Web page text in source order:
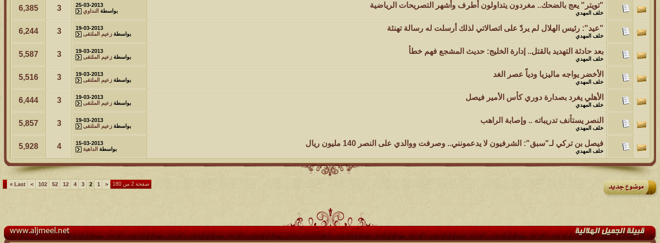
"تويتر" يعج بالضحك.. مغردون يتداولون أطرف وأشهر التصريحات الرياضية
خلف المهدي
25-03-2013
بواسطة النداوي 3
6,385
"عيد": رئيس الهلال لم يردّ على اتصالاتي لذلك أرسلت له رسالة تهنئة
خلف المهدي
19-03-2013
بواسطة زعيم الملتقى 3
6,244
بعد حادثة التهديد بالقتل.. إدارة الخليج: حديث المشجع فهم خطأ
خلف المهدي
19-03-2013
بواسطة زعيم الملتقى 3
5,587
الأخضر يواجه ماليزيا ودياً عصر الغد
خلف المهدي
19-03-2013
بواسطة زعيم الملتقى 3
5,516
الأهلي يغرد بصدارة دوري كأس الأمير فيصل
خلف المهدي
19-03-2013
بواسطة زعيم الملتقى 3
6,444
النصر يستأنف تدريباته .. وإصابة الراهب
خلف المهدي
19-03-2013
بواسطة زعيم الملتقى 3
5,857
فيصل بن تركي لـ"سبق": الشرفيون لا يدعمونني.. وصرفت ووالدي على النصر 140 مليون ريال
خلف المهدي
15-03-2013
بواسطة الداهية 4
5,928
صفحة 2 من 180 <
1
2
3
4
12
52
102
>
Last
»